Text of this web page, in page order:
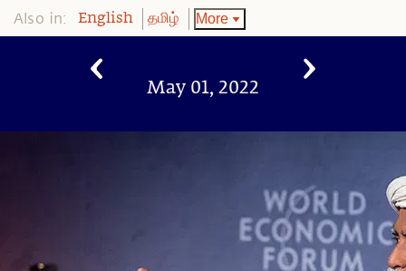
Also in: English தமிழ் More
May 01, 2022